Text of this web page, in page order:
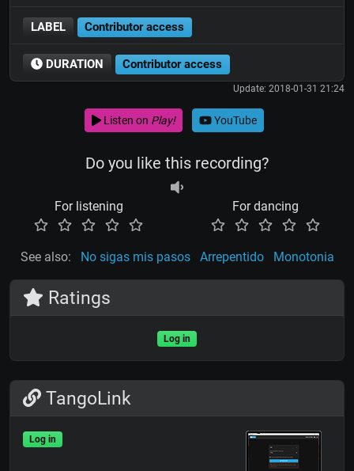
LABEL Contributor access
DURATION Contributor access
Update: 2018-01-31 21:24
Listen on Play! YouTube
Do you like this recording?
For listening For dancing
See also: No sigas mis pasos Arrepentido Monotonia
Ratings
Log in
TangoLink
Log in